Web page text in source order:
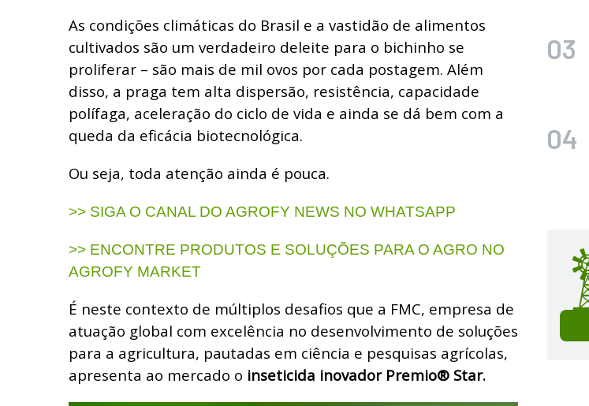
As condições climáticas do Brasil e a vastidão de alimentos
cultivados são um verdadeiro deleite para o bichinho se
proliferar – são mais de mil ovos por cada postagem. Além
disso, a praga tem alta dispersão, resistência, capacidade
polífaga, aceleração do ciclo de vida e ainda se dá bem com a
queda da eficácia biotecnológica.
Ou seja, toda atenção ainda é pouca.
>> SIGA O CANAL DO AGROFY NEWS NO WHATSAPP
>> ENCONTRE PRODUTOS E SOLUÇÕES PARA O AGRO NO
AGROFY MARKET
É neste contexto de múltiplos desafios que a FMC, empresa de
atuação global com excelência no desenvolvimento de soluções
para a agricultura, pautadas em ciência e pesquisas agrícolas,
apresenta ao mercado o inseticida inovador Premio® Star.